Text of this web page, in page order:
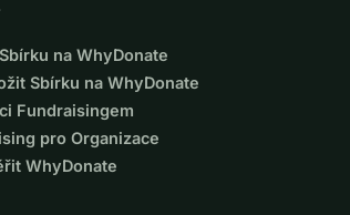
na WhyDonate
Sbírku na WhyDonate
Fundraisingem
pro Organizace
WhyDonate